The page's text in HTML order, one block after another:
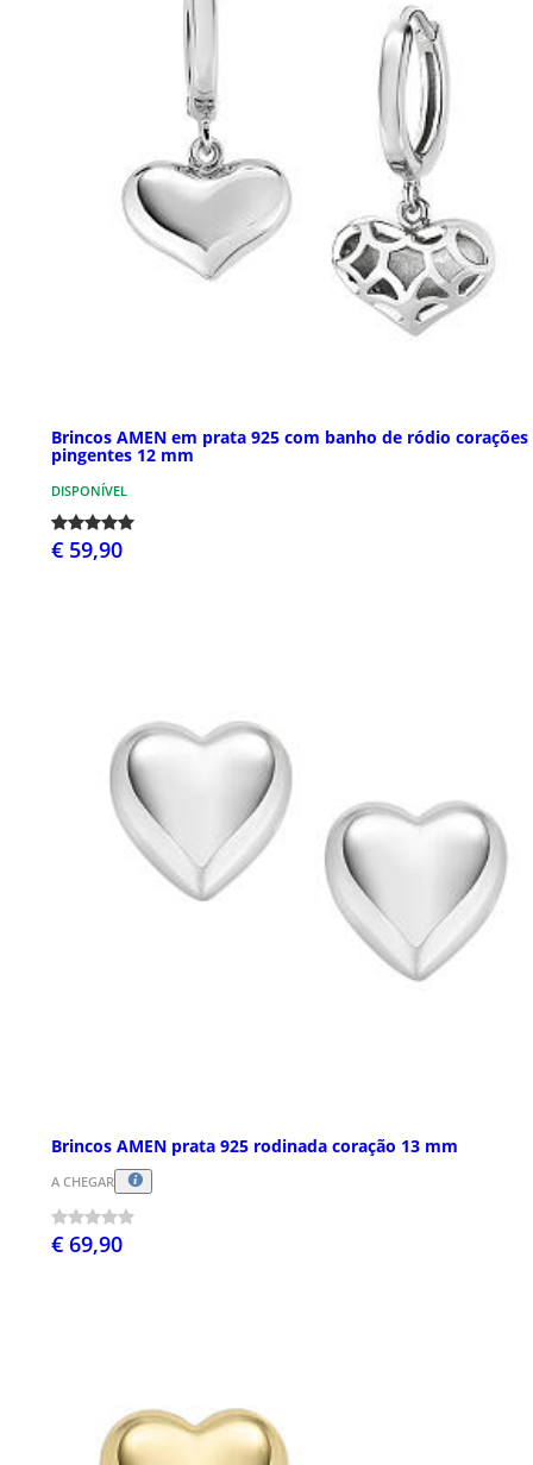
Brincos AMEN em prata 925 com banho de ródio corações
pingentes 12 mm
DISPONÍVEL
€ 59,90
Brincos AMEN prata 925 rodinada coração 13 mm
A CHEGAR
€ 69,90